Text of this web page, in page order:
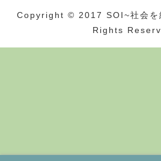
Copyright © 2017 SOI~社会を
Rights